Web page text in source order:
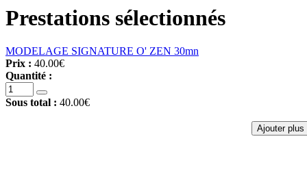
Prestations sélectionnés
MODELAGE SIGNATURE O' ZEN 30mn
Prix : 40.00€
Quantité :
Sous total : 40.00€
Ajouter plus